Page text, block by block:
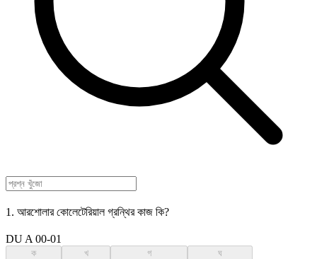
1. আরশোলার কোলেটেরিয়াল গ্রন্থির কাজ কি?
DU A 00-01
ক খ গ ঘ